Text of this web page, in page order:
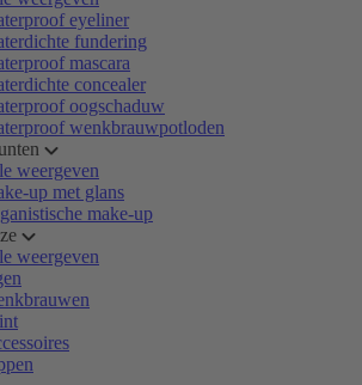
eyeliner
fundering
mascara
concealer
oogschaduw
wenkbrauwpotloden
weergeven
up met glans
make-up
weergeven